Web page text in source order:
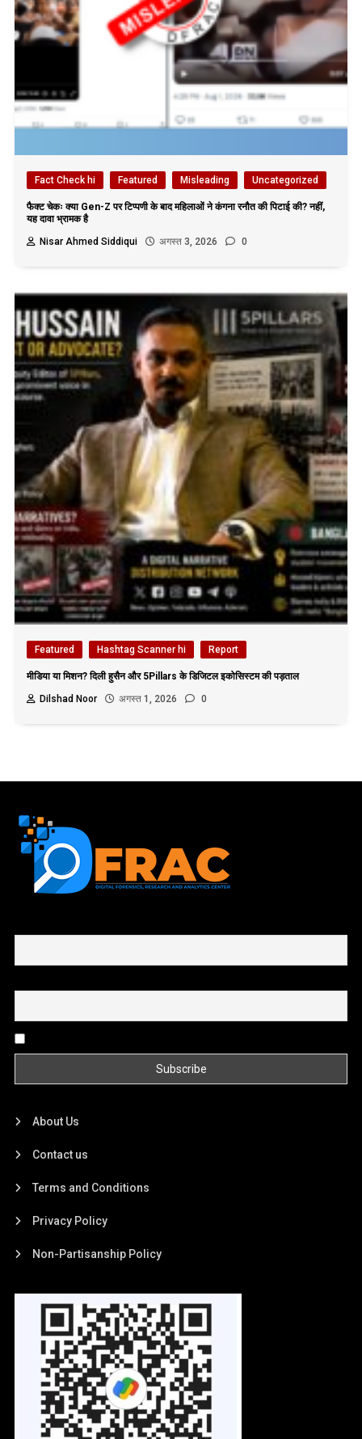
Fact Check hi Featured Misleading Uncategorized
फैक्ट चेकः क्या Gen-Z पर टिप्पणी के बाद महिलाओं ने कंगना रनौत की पिटाई की? नहीं,
यह दावा भ्रामक है
Nisar Ahmed Siddiqui
अगस्त 3, 2026 0
Featured Hashtag Scanner hi Report
मीडिया या मिशन? दिली हुसैन और 5Pillars के डिजिटल इकोसिस्टम की पड़ताल
Dilshad Noor
अगस्त 1, 2026 0
About Us
Contact us
Terms and Conditions
Privacy Policy
Non-Partisanship Policy